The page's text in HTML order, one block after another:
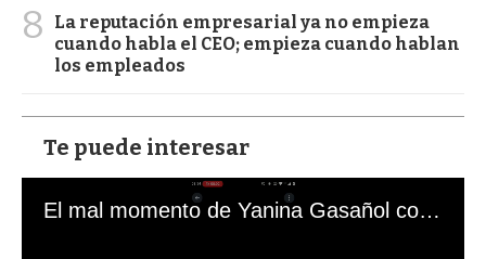
8
La reputación empresarial ya no empieza
cuando habla el CEO; empieza cuando hablan
los empleados
Te puede interesar
El mal momento de Yanina Gasañol con un hincha argentino en "Subrayado"